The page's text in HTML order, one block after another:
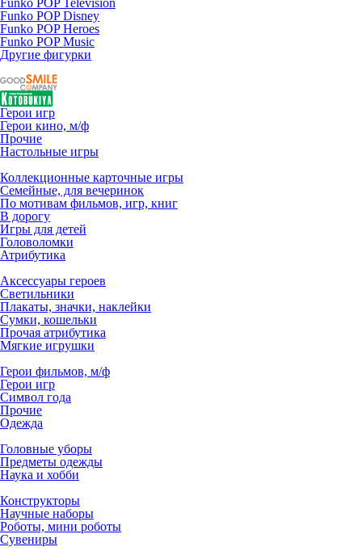
Funko POP Television
Funko POP Disney
Funko POP Heroes
Funko POP Music
Другие фигурки
Герои игр
Герои кино, м/ф
Прочие
Настольные игры
Коллекционные карточные игры
Семейные, для вечеринок
По мотивам фильмов, игр, книг
В дорогу
Игры для детей
Головоломки
Атрибутика
Аксессуары героев
Светильники
Плакаты, значки, наклейки
Сумки, кошельки
Прочая атрибутика
Мягкие игрушки
Герои фильмов, м/ф
Герои игр
Символ года
Прочие
Одежда
Головные уборы
Предметы одежды
Наука и хобби
Конструкторы
Научные наборы
Роботы, мини роботы
Сувениры